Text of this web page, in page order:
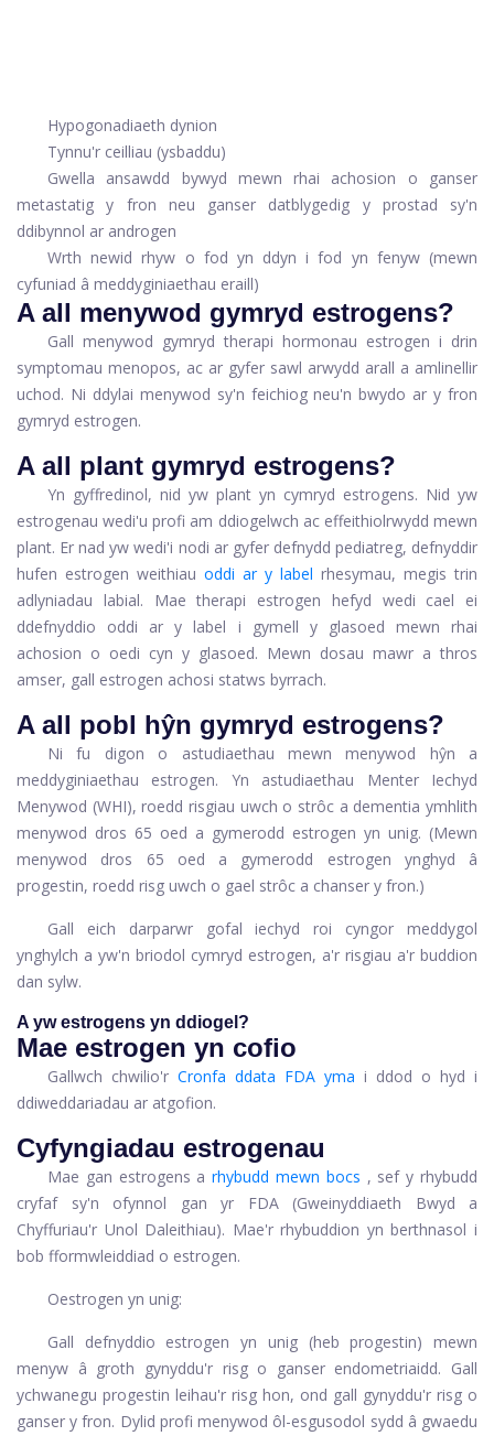
Hypogonadiaeth dynion
Tynnu'r ceilliau (ysbaddu)
Gwella ansawdd bywyd mewn rhai achosion o ganser
metastatig y fron neu ganser datblygedig y prostad sy'n
ddibynnol ar androgen
Wrth newid rhyw o fod yn ddyn i fod yn fenyw (mewn
cyfuniad â meddyginiaethau eraill)
A all menywod gymryd estrogens?
Gall menywod gymryd therapi hormonau estrogen i drin
symptomau menopos, ac ar gyfer sawl arwydd arall a amlinellir
uchod. Ni ddylai menywod sy'n feichiog neu'n bwydo ar y fron
gymryd estrogen.
A all plant gymryd estrogens?
Yn gyffredinol, nid yw plant yn cymryd estrogens. Nid yw
estrogenau wedi'u profi am ddiogelwch ac effeithiolrwydd mewn
plant. Er nad yw wedi'i nodi ar gyfer defnydd pediatreg, defnyddir
hufen estrogen weithiau oddi ar y label rhesymau, megis trin
adlyniadau labial. Mae therapi estrogen hefyd wedi cael ei
ddefnyddio oddi ar y label i gymell y glasoed mewn rhai
achosion o oedi cyn y glasoed. Mewn dosau mawr a thros
amser, gall estrogen achosi statws byrrach.
A all pobl hŷn gymryd estrogens?
Ni fu digon o astudiaethau mewn menywod hŷn a
meddyginiaethau estrogen. Yn astudiaethau Menter Iechyd
Menywod (WHI), roedd risgiau uwch o strôc a dementia ymhlith
menywod dros 65 oed a gymerodd estrogen yn unig. (Mewn
menywod dros 65 oed a gymerodd estrogen ynghyd â
progestin, roedd risg uwch o gael strôc a chanser y fron.)
Gall eich darparwr gofal iechyd roi cyngor meddygol
ynghylch a yw'n briodol cymryd estrogen, a'r risgiau a'r buddion
dan sylw.
A yw estrogens yn ddiogel?
Mae estrogen yn cofio
Gallwch chwilio'r Cronfa ddata FDA yma i ddod o hyd i
ddiweddariadau ar atgofion.
Cyfyngiadau estrogenau
Mae gan estrogens a rhybudd mewn bocs , sef y rhybudd
cryfaf sy'n ofynnol gan yr FDA (Gweinyddiaeth Bwyd a
Chyffuriau'r Unol Daleithiau). Mae'r rhybuddion yn berthnasol i
bob fformwleiddiad o estrogen.
Oestrogen yn unig:
Gall defnyddio estrogen yn unig (heb progestin) mewn
menyw â groth gynyddu'r risg o ganser endometriaidd. Gall
ychwanegu progestin leihau'r risg hon, ond gall gynyddu'r risg o
ganser y fron. Dylid profi menywod ôl-esgusodol sydd â gwaedu